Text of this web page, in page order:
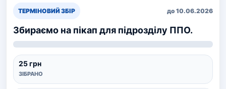
ТЕРМІНОВИЙ ЗБІР до 10.06.2026
Збираємо на пікап для підрозділу ППО.
25 грн
ЗІБРАНО